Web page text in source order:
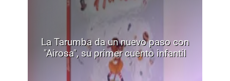
La Tarumba da un nuevo paso con
"Airosa", su primer cuento infantil